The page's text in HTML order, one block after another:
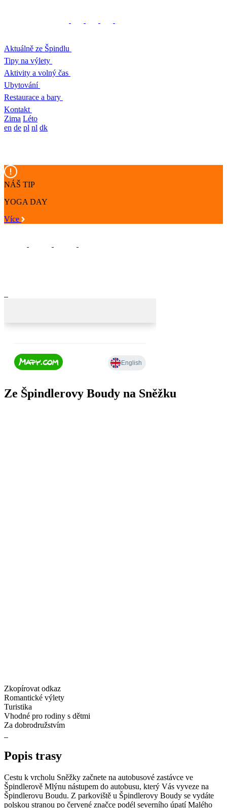
Aktuálně ze Špindlu
Tipy na výlety
Aktivity a volný čas
Ubytování
Restaurace a bary
Kontakt
Zima Léto
en de pl nl dk
NÁŠ TIP
YOGA DAY
Více
Ze Špindlerovy Boudy na Sněžku
Zkopírovat odkaz
Romantické výlety
Turistika
Vhodné pro rodiny s dětmi
Za dobrodružstvím
Popis trasy
Cestu k vrcholu Sněžky začnete na autobusové zastávce ve
Špindlerově Mlýnu nástupem do autobusu, který Vás vyveze na
Špindlerovu Boudu. Z parkoviště u Špindlerovy Boudy se vydáte
polskou stranou po červené značce podél severního úpatí Malého